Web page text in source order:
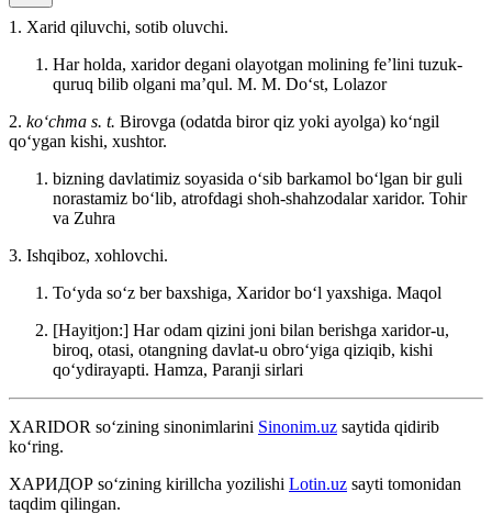
1. Xarid qiluvchi, sotib oluvchi.
Har holda, xaridor degani olayotgan molining feʼlini tuzuk-
quruq bilib olgani maʼqul. M. M. Doʻst, Lolazor
2. koʻchma s. t. Birovga (odatda biror qiz yoki ayolga) koʻngil
qoʻygan kishi, xushtor.
bizning davlatimiz soyasida oʻsib barkamol boʻlgan bir guli
norastamiz boʻlib, atrofdagi shoh-shahzodalar xaridor. Tohir
va Zuhra
3. Ishqiboz, xohlovchi.
Toʻyda soʻz ber baxshiga, Xaridor boʻl yaxshiga. Maqol
[Hayitjon:] Har odam qizini joni bilan berishga xaridor-u,
biroq, otasi, otangning davlat-u obroʻyiga qiziqib, kishi
qoʻydirayapti. Hamza, Paranji sirlari
XARIDOR so‘zining sinonimlarini Sinonim.uz saytida qidirib
ko‘ring.
ХАРИДОР so‘zining kirillcha yozilishi Lotin.uz sayti tomonidan
taqdim qilingan.